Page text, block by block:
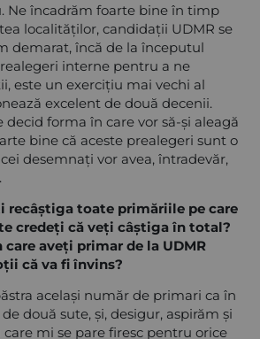
Ne încadrăm foarte bine în timp
localităților, candidații UDMR se
demarat, încă de la începutul
interne pentru a ne
este un exercițiu mai vechi al
excelent de două decenii.
decid forma în care vor să-și aleagă
bine că aceste prealegeri sunt o
desemnați vor avea, întradevăr,
recâștiga toate primăriile pe care
credeți că veți câștiga în total?
care aveți primar de la UDMR
că va fi învins?
același număr de primari ca în
două sute, și, desigur, aspirăm și
mi se pare firesc pentru orice